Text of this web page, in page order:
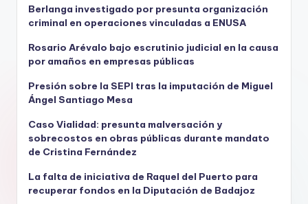
Berlanga investigado por presunta organización
criminal en operaciones vinculadas a ENUSA
Rosario Arévalo bajo escrutinio judicial en la causa
por amaños en empresas públicas
Presión sobre la SEPI tras la imputación de Miguel
Ángel Santiago Mesa
Caso Vialidad: presunta malversación y
sobrecostos en obras públicas durante mandato
de Cristina Fernández
La falta de iniciativa de Raquel del Puerto para
recuperar fondos en la Diputación de Badajoz